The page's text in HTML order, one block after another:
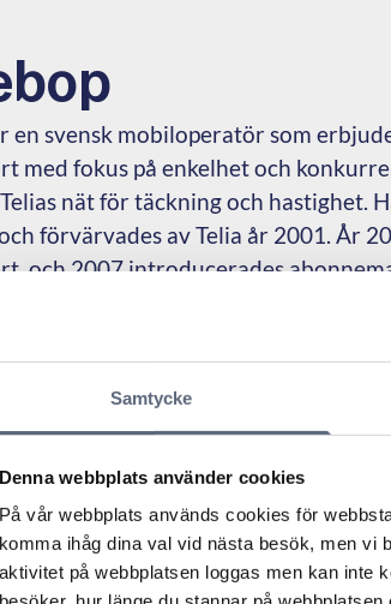
Samtycke
Denna webbplats använder cookies
På vår webbplats används cookies för
komma ihåg dina val vid nästa besök, men vi
aktivitet på webbplatsen loggas men kan inte
en svensk mobiloperatör som
med fokus på enkelhet och
nät för täckning och hastighet.
förvärvades av Telia år 2001. År
och 2007 introducerades
inom Telia Company och riktar sig
sina tjänster online.
till Telekområdgivarna sedan
kund hos Halebop? Här hittar du Mina